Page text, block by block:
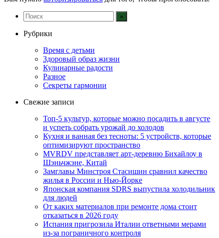
Рубрики
Время с детьми
Здоровый образ жизни
Кулинарные радости
Разное
Секреты гармонии
Свежие записи
Топ-5 культур, которые можно посадить в августе
и успеть собрать урожай до холодов
Кухня и ванная без тесноты: 5 устройств, которые
оптимизируют пространство
MVRDV представляет арт-деревню Бихайлоу в
Шэньчжэне, Китай
Замглавы Минстроя Стасишин сравнил качество
жилья в России и Нью-Йорке
Японская компания SDRS выпустила холодильник
для людей
От каких материалов при ремонте дома стоит
отказаться в 2026 году
Испания пригрозила Италии ответными мерами
из-за пограничного контроля